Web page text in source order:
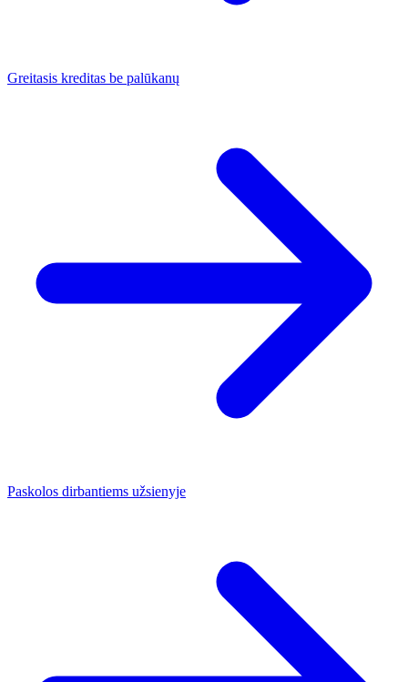
Greitasis kreditas be palūkanų
Paskolos dirbantiems užsienyje